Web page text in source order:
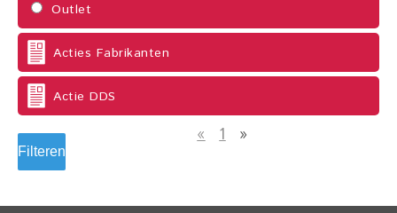
Outlet
Acties Fabrikanten
Actie DDS
Filteren
« 1 »